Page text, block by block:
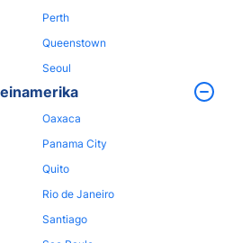
Perth
Queenstown
Seoul
Oaxaca
Panama City
Quito
Rio de Janeiro
Santiago